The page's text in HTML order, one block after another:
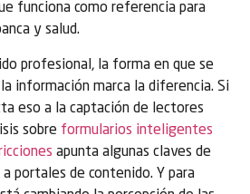
funciona como referencia para
y salud.
profesional, la forma en que se
información marca la diferencia. Si
eso a la captación de lectores
sobre formularios inteligentes
apunta algunas claves de
portales de contenido. Y para